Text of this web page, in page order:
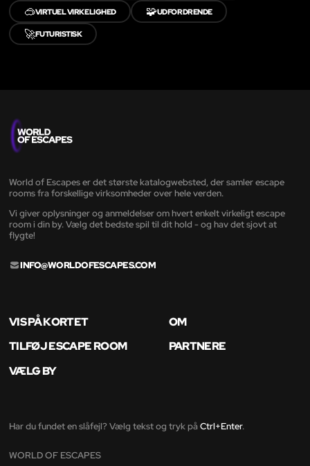
🥽VIRTUEL VIRKELIGHED 🧩UDFORDRENDE
🚀FUTURISTISK
World of Escapes er det største katalogwebsted, der samler escape
rooms fra forskellige virksomheder over hele verden.
Vi giver oplysninger og anmeldelser om hvert enkelt virkeligt escape
room i din by. Vælg det bedste spil til dit hold - og hav det sjovt at
flygte!
INFO@WORLDOFESCAPES.COM
VIS PÅ KORTET
OM
TILFØJ ESCAPE ROOM
PARTNERE
VÆLG BY
Har du fundet en slåfejl? Vælg tekst og tryk på Ctrl+Enter.
WORLD OF ESCAPES